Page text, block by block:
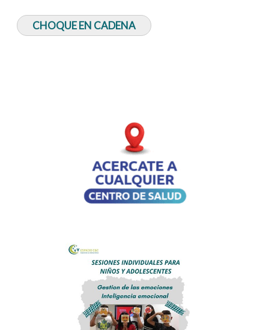
CHOQUE EN CADENA